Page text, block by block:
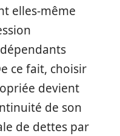
elles-même
ce fait, choisir
devient
de son
de dettes par